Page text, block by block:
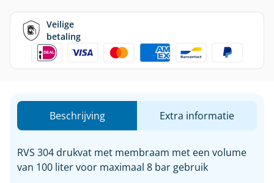
Veilige
betaling
Beschrijving Extra informatie
RVS 304 drukvat met membraam met een volume
van 100 liter voor maximaal 8 bar gebruik